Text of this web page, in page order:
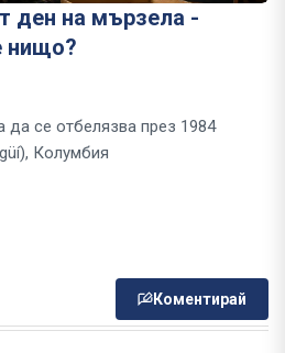
ден на мързела -
нищо?
да се отбелязва през 1984
Колумбия
Коментирай